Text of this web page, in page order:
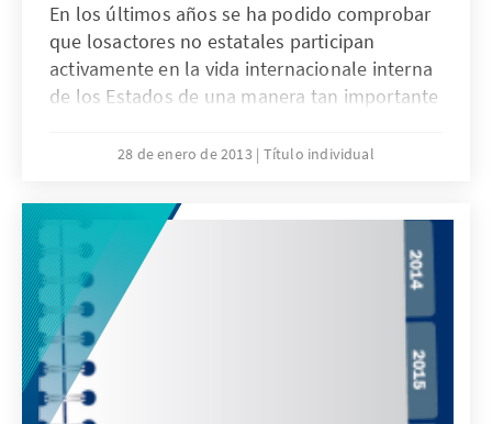
En los últimos años se ha podido comprobar
que losactores no estatales participan
activamente en la vida internacionale interna
de los Estados de una manera tan importante
como consecuencia de su accionar.
28 de enero de 2013 Título individual